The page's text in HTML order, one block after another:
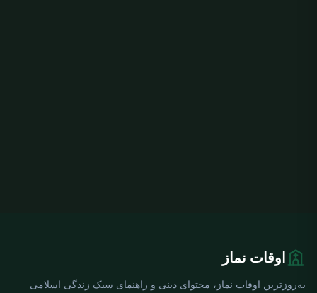
اوقات نماز
به‌روزترین اوقات نماز، محتوای دینی و راهنمای سبک زندگی اسلامی